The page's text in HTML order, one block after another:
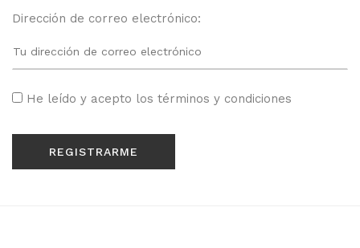
Dirección de correo electrónico:
He leído y acepto los términos y condiciones